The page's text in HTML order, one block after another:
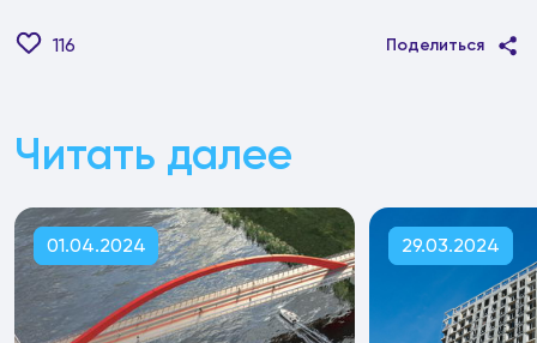
116 Поделиться
Читать далее
01.04.2024 29.03.2024